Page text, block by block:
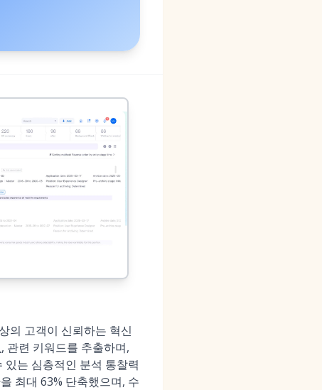
의 고객이 신뢰하는 혁신
, 관련 키워드를 추출하며,
는 심층적인 분석 통찰력
최대 63% 단축했으며, 수